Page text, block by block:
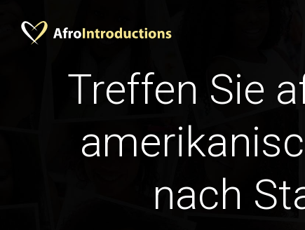
Treffen Sie
nach